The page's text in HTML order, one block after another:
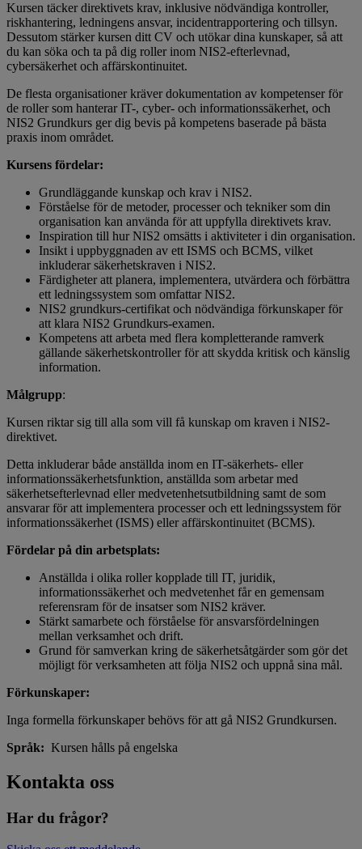
Kursen täcker direktivets krav, inklusive nödvändiga kontroller,
riskhantering, ledningens ansvar, incidentrapportering och tillsyn.
Dessutom stärker kursen ditt CV och utökar dina kunskaper, så att
du kan söka och ta på dig roller inom NIS2-efterlevnad,
cybersäkerhet och affärskontinuitet.
De flesta organisationer kräver dokumentation av kompetenser för
de roller som hanterar IT-, cyber- och informationssäkerhet, och
NIS2 Grundkurs ger dig bevis på kompetens baserade på bästa
praxis inom området.
Kursens fördelar:
Grundläggande kunskap och krav i NIS2.
Förståelse för de metoder, processer och tekniker som din
organisation kan använda för att uppfylla direktivets krav.
Inspiration till hur NIS2 omsätts i aktiviteter i din organisation.
Insikt i uppbyggnaden av ett ISMS och BCMS, vilket
inkluderar säkerhetskraven i NIS2.
Färdigheter att planera, implementera, utvärdera och förbättra
ett ledningssystem som omfattar NIS2.
NIS2 grundkurs-certifikat och nödvändiga förkunskaper för
att klara NIS2 Grundkurs-examen.
Kompetens att arbeta med flera kompletterande ramverk
gällande säkerhetskontroller för att skydda kritisk och känslig
information.
Målgrupp:
Kursen riktar sig till alla som vill få kunskap om kraven i NIS2-
direktivet.
Detta inkluderar både anställda inom en IT-säkerhets- eller
informationssäkerhetsfunktion, anställda som arbetar med
säkerhetsefterlevnad eller medvetenhetsutbildning samt de som
ansvarar för att implementera processer och ett ledningssystem för
informationssäkerhet (ISMS) eller affärskontinuitet (BCMS).
Fördelar på din arbetsplats:
Anställda i olika roller kopplade till IT, juridik,
informationssäkerhet och medvetenhet får en gemensam
referensram för de insatser som NIS2 kräver.
Stärkt samarbete och förståelse för ansvarsfördelningen
mellan verksamhet och drift.
Grund för samverkan kring de säkerhetsåtgärder som gör det
möjligt för verksamheten att följa NIS2 och uppnå sina mål.
Förkunskaper:
Inga formella förkunskaper behövs för att gå NIS2 Grundkursen.
Språk: Kursen hålls på engelska
Kontakta oss
Har du frågor?